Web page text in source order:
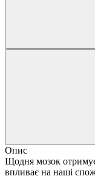
Опис
Щодня мозок отримує
впливає на наші